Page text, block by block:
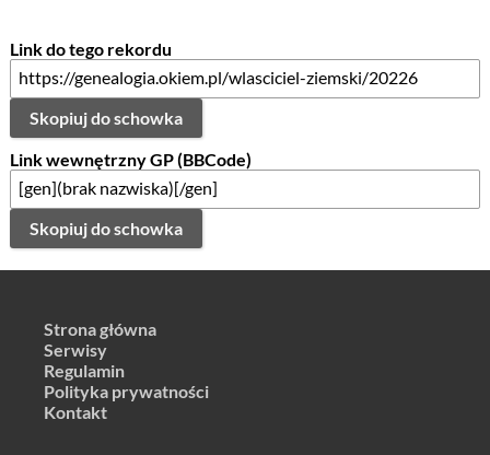
Link do tego rekordu
Skopiuj do schowka
Link wewnętrzny GP (BBCode)
Skopiuj do schowka
Strona główna
Serwisy
Regulamin
Polityka prywatności
Kontakt